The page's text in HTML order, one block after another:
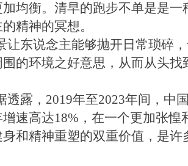
均衡。清早的跑步不单是是一
精神的冥想。
让东说念主能够抛开日常琐碎
的环境之好意思，从而从头找
透露，2019年至2023年间，中
速高达18%，在一个更加张惶
和精神重塑的双重价值，是许